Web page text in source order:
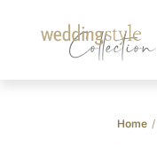
Collection
Home /